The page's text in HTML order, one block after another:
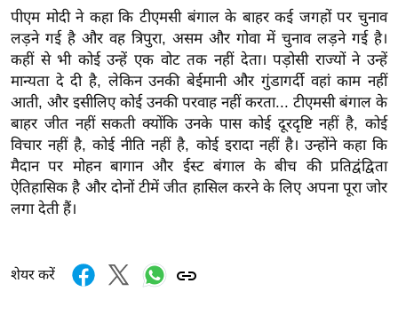
या
सा
हि
त्य
ज
ग
त
ऑ
टो
न्यू
पीएम मोदी ने कहा कि टीएमसी बंगाल के बाहर कई जगहों पर चुनाव
लड़ने गई है और वह त्रिपुरा, असम और गोवा में चुनाव लड़ने गई है।
कहीं से भी कोई उन्हें एक वोट तक नहीं देता। पड़ोसी राज्यों ने उन्हें
मान्यता दे दी है, लेकिन उनकी बेईमानी और गुंडागर्दी वहां काम नहीं
आती, और इसीलिए कोई उनकी परवाह नहीं करता... टीएमसी बंगाल के
बाहर जीत नहीं सकती क्योंकि उनके पास कोई दूरदृष्टि नहीं है, कोई
विचार नहीं है, कोई नीति नहीं है, कोई इरादा नहीं है। उन्होंने कहा कि
मैदान पर मोहन बागान और ईस्ट बंगाल के बीच की प्रतिद्वंद्विता
ऐतिहासिक है और दोनों टीमें जीत हासिल करने के लिए अपना पूरा जोर
लगा देती हैं।
शेयर करें